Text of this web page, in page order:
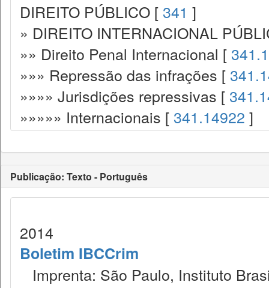
DIREITO PÚBLICO [ 341 ]
» DIREITO INTERNACIONAL
»» Direito Penal Internacional [
»»» Repressão das infrações [
»»»» Jurisdições repressivas [
»»»»» Internacionais [ 341.14922 ]
Publicação: Texto - Português
2014
Boletim IBCCrim
Imprenta: São Paulo, Instituto